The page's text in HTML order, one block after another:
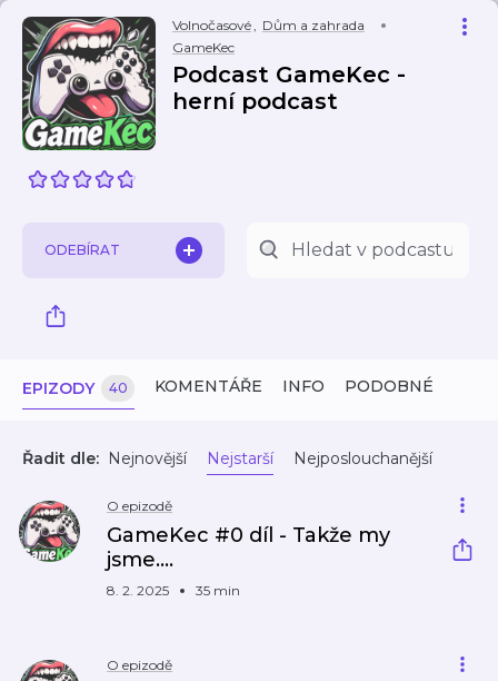
Volnočasové, Dům a zahrada
GameKec
Podcast GameKec -
herní podcast
ODEBÍRAT
EPIZODY 40 KOMENTÁŘE INFO PODOBNÉ
Řadit dle: Nejnovější Nejstarší Nejposlouchanější
O epizodě
GameKec #0 díl - Takže my
jsme....
8. 2. 2025 35 min
O epizodě